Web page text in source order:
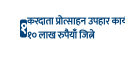
१करदाता प्रोत्साहन उपहार
१० लाख रुपैयाँ जित्ने